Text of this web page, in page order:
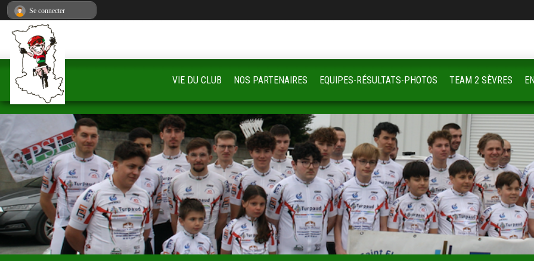
VIE DU CLUB NOS PARTENAIRES EQUIPES-RÉSULTATS-PHOTOS TEAM 2 SÈVRES
Se connecter
Panneau de gestion des cookies